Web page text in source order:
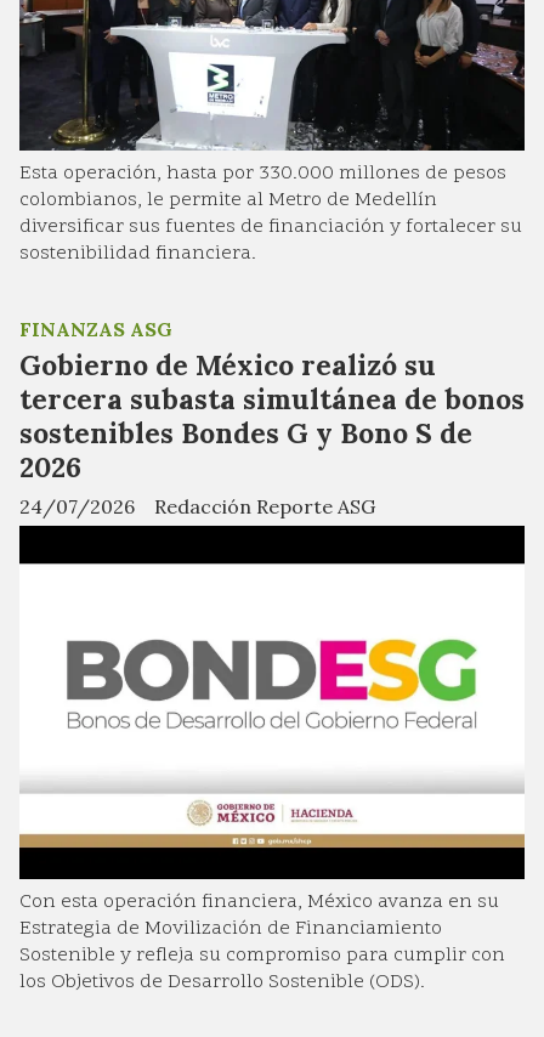
Esta operación, hasta por 330.000 millones de pesos
colombianos, le permite al Metro de Medellín
diversificar sus fuentes de financiación y fortalecer su
sostenibilidad financiera.
Gobierno de México realizó su
tercera subasta simultánea de bonos
sostenibles Bondes G y Bono S de
2026
Redacción Reporte ASG
FINANZAS ASG
24/07/2026
Con esta operación financiera, México avanza en su
Estrategia de Movilización de Financiamiento
Sostenible y refleja su compromiso para cumplir con
los Objetivos de Desarrollo Sostenible (ODS).